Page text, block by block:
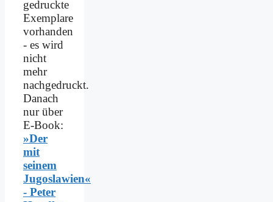
gedruckte
Exemplare
vorhanden
- es wird
nicht
mehr
nachgedruckt.
Danach
nur über
E-Book:
»Der
mit
seinem
Jugoslawien«
- Peter